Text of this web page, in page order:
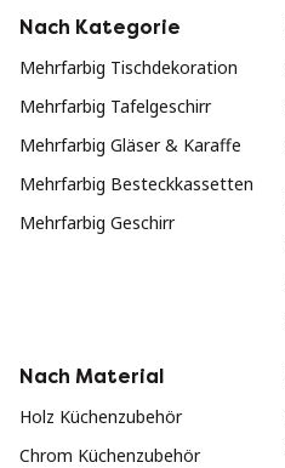
Nach Kategorie
Mehrfarbig Tischdekoration
Mehrfarbig Tafelgeschirr
Mehrfarbig Gläser & Karaffe
Mehrfarbig Besteckkassetten
Mehrfarbig Geschirr
Nach Material
Holz Küchenzubehör
Chrom Küchenzubehör